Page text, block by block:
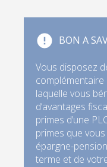
BON A
Vous disposez
laquelle vous
d’avantages
primes d’une
primes que
épargne-
terme et de